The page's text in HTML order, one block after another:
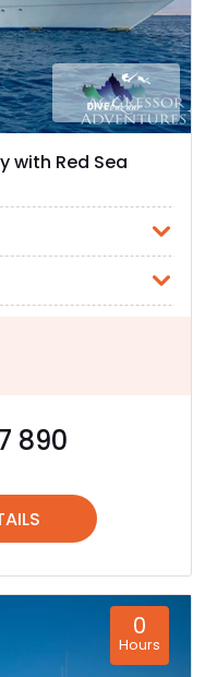
with Red Sea
890
0
Hours